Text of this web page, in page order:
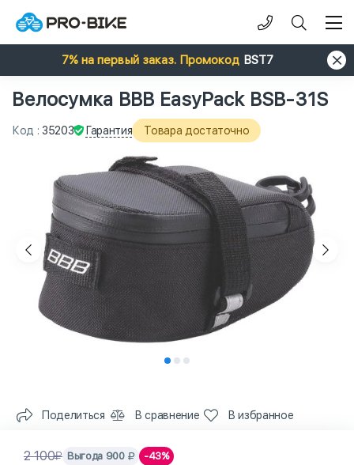
7% на первый заказ. Промокод BST7
Велосумка BBB EasyPack BSB-31S
Код : 35203 Гарантия Товара достаточно
Поделиться В сравнение В избранное
2 100 Выгода 900 -43%